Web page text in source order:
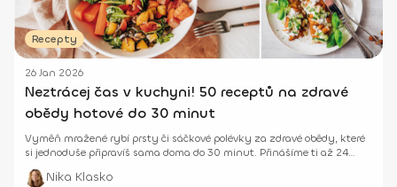
Recepty
26 Jan 2026
Neztrácej čas v kuchyni! 50 receptů na zdravé
obědy hotové do 30 minut
Vyměň mražené rybí prsty či sáčkové polévky za zdravé obědy, které
si jednoduše připravíš sama doma do 30 minut. Přinášíme ti až 24
inspirací. ;-)
Nika Klasko